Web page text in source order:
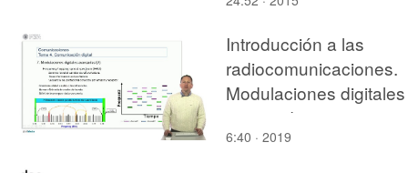
Introducción a las
radiocomunicaciones.
Modulaciones digitales
avanzadas 2
6:40 · 2019